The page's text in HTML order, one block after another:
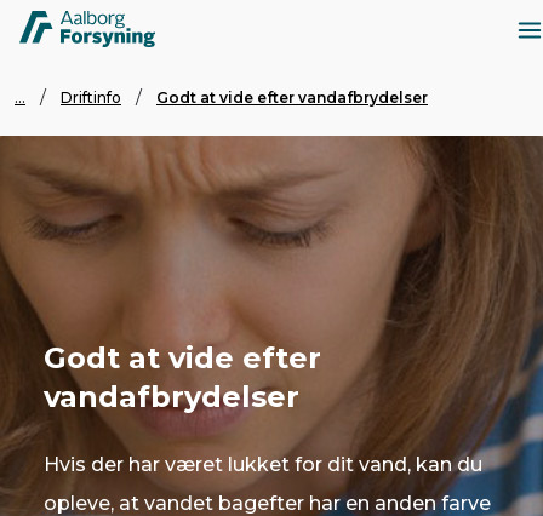
... Driftinfo Godt at vide efter vandafbrydelser
​​​​Godt at vide efter
vandafbrydelser​
Hvis der har været lukket for dit vand, kan du
opleve, at vandet bagefter har en anden farve